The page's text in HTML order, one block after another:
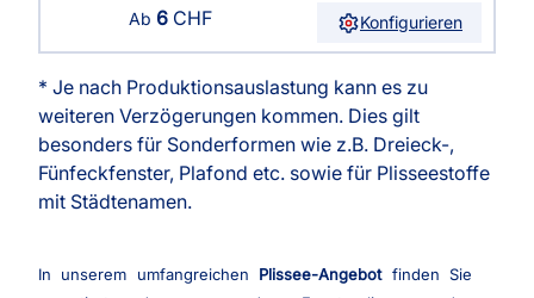
Ab 6 CHF Konfigurieren
* Je nach Produktionsauslastung kann es zu
weiteren Verzögerungen kommen. Dies gilt
besonders für Sonderformen wie z.B. Dreieck-,
Fünfeckfenster, Plafond etc. sowie für Plisseestoffe
mit Städtenamen.
In unserem umfangreichen Plissee-Angebotfinden Sie